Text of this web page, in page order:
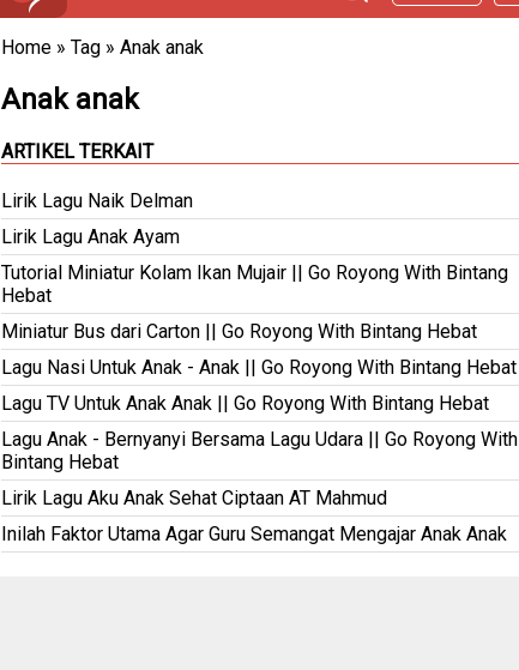
Home » Tag » Anak anak
Anak anak
ARTIKEL TERKAIT
Lirik Lagu Naik Delman
Lirik Lagu Anak Ayam
Tutorial Miniatur Kolam Ikan Mujair || Go Royong With Bintang
Hebat
Miniatur Bus dari Carton || Go Royong With Bintang Hebat
Lagu Nasi Untuk Anak - Anak || Go Royong With Bintang Hebat
Lagu TV Untuk Anak Anak || Go Royong With Bintang Hebat
Lagu Anak - Bernyanyi Bersama Lagu Udara || Go Royong With
Bintang Hebat
Lirik Lagu Aku Anak Sehat Ciptaan AT Mahmud
Inilah Faktor Utama Agar Guru Semangat Mengajar Anak Anak